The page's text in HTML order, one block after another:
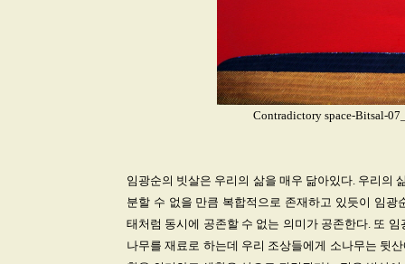
Contradictory space-Bitsal-
임광순의 빗살은 우리의 삶을 매우 닮아있다. 우리의
분할 수 없을 만큼 복합적으로 존재하고 있듯이 임
태처럼 동시에 공존할 수 없는 의미가 공존한다. 또
나무를 재료로 하는데 우리 조상들에게 소나무는 뒷